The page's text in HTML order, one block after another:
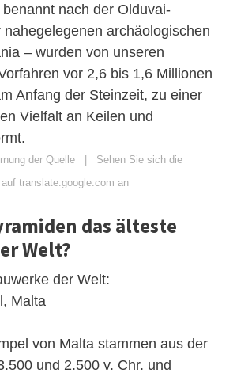
nach der Olduvai-
nahegelegenen archäologischen
– wurden von unseren
vor 2,6 bis 1,6 Millionen
Anfang der Steinzeit, zu einer
Vielfalt an Keilen und
der Quelle | Sehen Sie sich die
translate.google.com an
das älteste
Welt?
der Welt:
Malta
von Malta stammen aus der
und 2.500 v. Chr. und